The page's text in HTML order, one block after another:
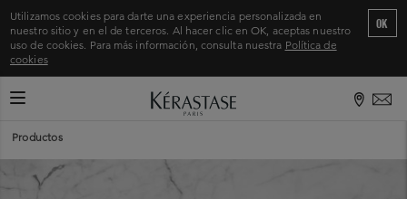
Utilizamos cookies para darte una experiencia personalizada en
nuestro sitio y en el de terceros. Al hacer clic en OK, aceptas nuestro
uso de cookies. Para más información, consulta nuestra Política de
cookies
OK
CAMBIAR MODO DE NAVEGACIÓN
Productos